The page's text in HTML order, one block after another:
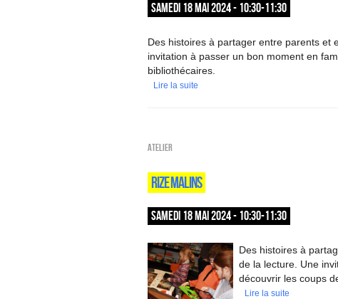
SAMEDI 18 MAI 2024 - 10:30-11:30
Des histoires à partager entre parents et
invitation à passer un bon moment en
bibliothécaires.
Lire la suite
Atelier
RIZE MALINS
SAMEDI 18 MAI 2024 - 10:30-11:30
Des histoires à
de la lecture. Une
découvrir les coups
Lire la suite